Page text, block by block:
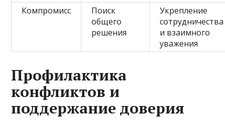
Компромисс
Поиск
общего
решения
Укрепление
сотрудничества
и взаимного
уважения
Профилактика
конфликтов и
поддержание доверия